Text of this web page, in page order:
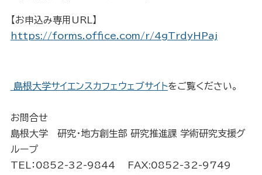
【お申込み専用URL】
https://forms.office.com/r/4gTrdyHPaj
島根大学サイエンスカフェウェブサイトをご覧ください。
お問合せ
島根大学 研究・地方創生部 研究推進課 学術研究支援グ
ループ
TEL：0852-32-9844 FAX:0852-32-9749